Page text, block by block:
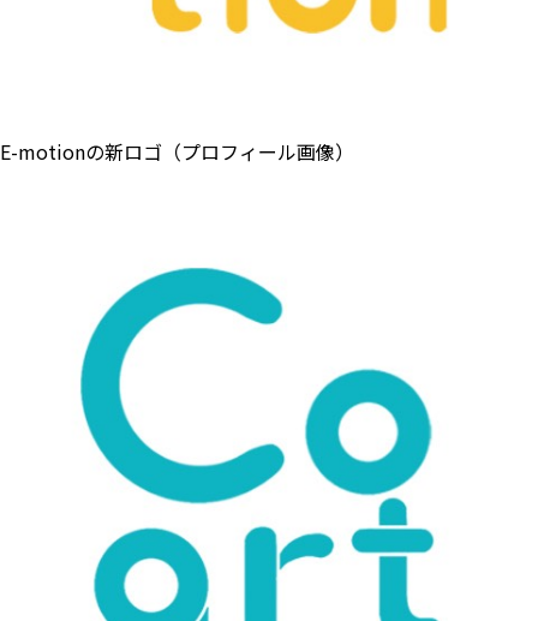
E-motionの新ロゴ（プロフィール画像）